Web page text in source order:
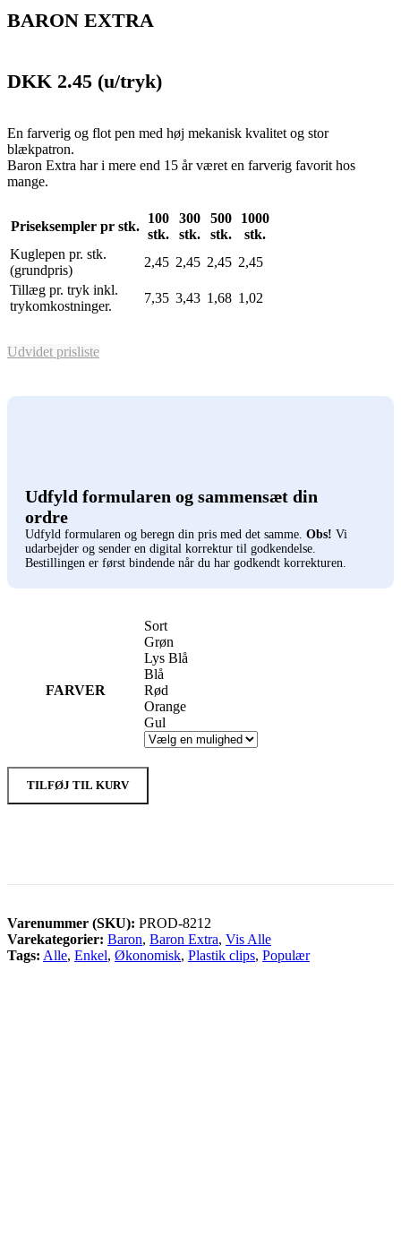
BARON EXTRA
DKK 2.45 (u/tryk)
En farverig og flot pen med høj mekanisk kvalitet og stor
blækpatron.
Baron Extra har i mere end 15 år været en farverig favorit hos
mange.
Priseksempler pr stk.
100
stk.
300
stk.
500
stk.
1000
stk.
Kuglepen pr. stk.
(grundpris)
2,45 2,45 2,45 2,45
Tillæg pr. tryk inkl.
trykomkostninger.
7,35 3,43 1,68 1,02
Udvidet prisliste
Udfyld formularen og sammensæt din
ordre
Udfyld formularen og beregn din pris med det samme. Obs! Vi
udarbejder og sender en digital korrektur til godkendelse.
Bestillingen er først bindende når du har godkendt korrekturen.
FARVER
Sort
Grøn
Lys Blå
Blå
Rød
Orange
Gul
TILFØJ TIL KURV
Varenummer (SKU): PROD-8212
Varekategorier: Baron, Baron Extra, Vis Alle
Tags: Alle, Enkel, Økonomisk, Plastik clips, Populær